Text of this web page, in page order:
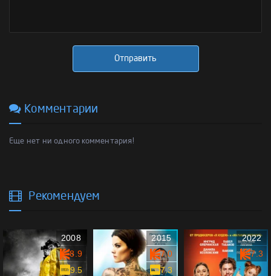
Отправить
Комментарии
Еще нет ни одного комментария!
Рекомендуем
2008
8.9
9.5
2015
7.0
7.3
2022
7.3